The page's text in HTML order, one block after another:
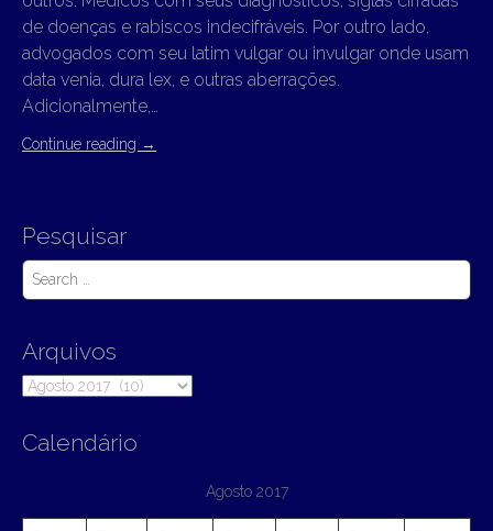
de doenças e rabiscos indecifráveis. Por outro lado,
advogados com seu latim vulgar ou invulgar onde usam
data venia, dura lex, e outras aberrações.
Adicionalmente,…
Continue reading →
Pesquisar
S
c
h
f
r
Arquivos
Arquivos
Calendário
Agosto 2017